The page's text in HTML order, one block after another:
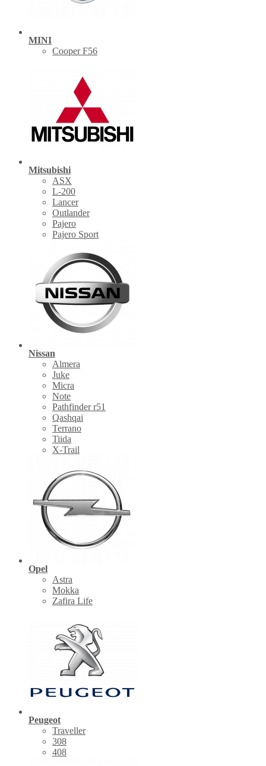
MINI
Cooper F56
Mitsubishi
ASX
L-200
Lancer
Outlander
Pajero
Pajero Sport
Nissan
Almera
Juke
Micra
Note
Pathfinder r51
Qashqai
Terrano
Tiida
X-Trail
Opel
Astra
Mokka
Zafira Life
Peugeot
Traveller
308
408